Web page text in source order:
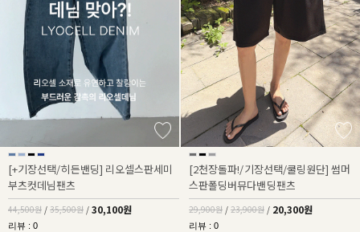
[+기장선택/히든밴딩] 리오셀스판세미
부츠컷데님팬츠
44,500원 / 35,500원 / 30,100원
리뷰 : 0
[2천장돌파!/기장선택/쿨링원단] 썸머
스판폴딩버뮤다밴딩팬츠
29,900원 / 23,900원 / 20,300원
리뷰 : 0